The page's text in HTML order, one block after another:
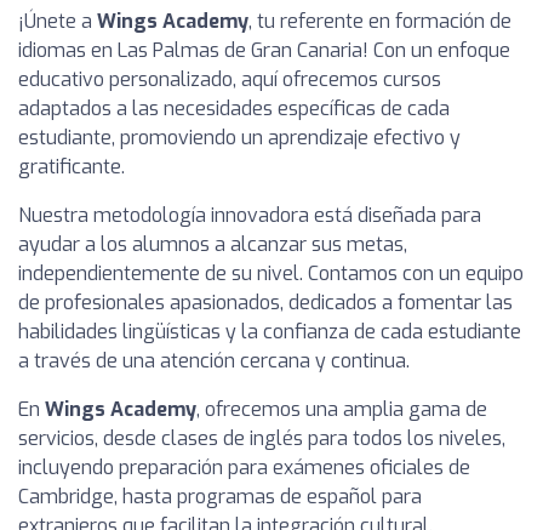
¡Únete a Wings Academy, tu referente en formación de
idiomas en Las Palmas de Gran Canaria! Con un enfoque
educativo personalizado, aquí ofrecemos cursos
adaptados a las necesidades específicas de cada
estudiante, promoviendo un aprendizaje efectivo y
gratificante.
Nuestra metodología innovadora está diseñada para
ayudar a los alumnos a alcanzar sus metas,
independientemente de su nivel. Contamos con un equipo
de profesionales apasionados, dedicados a fomentar las
habilidades lingüísticas y la confianza de cada estudiante
a través de una atención cercana y continua.
En Wings Academy, ofrecemos una amplia gama de
servicios, desde clases de inglés para todos los niveles,
incluyendo preparación para exámenes oficiales de
Cambridge, hasta programas de español para